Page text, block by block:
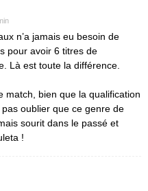
n’a jamais eu besoin de
pour avoir 6 titres de
Là est toute la différence.
match, bien que la qualification
oublier que ce genre de
sourit dans le passé et
!